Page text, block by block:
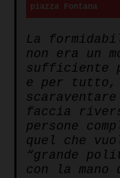
piazza Fontana
La
non era un
sufficiente
e per tutto,
faccia
persone
quel che
“grande
con la mano